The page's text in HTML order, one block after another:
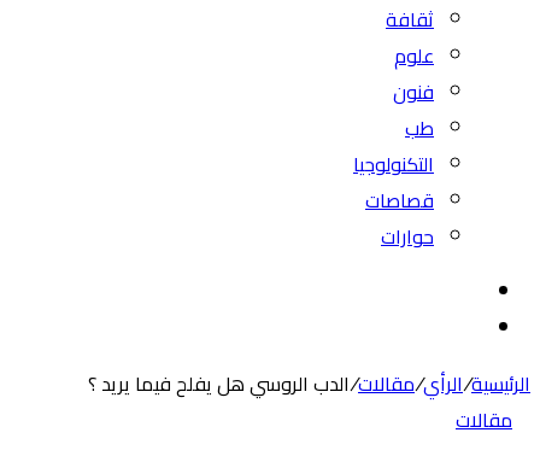
ثقافة
علوم
فنون
طب
التكنولوجيا
قصاصات
حوارات
المظلم
الرئيسية/الرأي/مقالات/الدب الروسي هل يفلح فيما يريد ؟
مقالات